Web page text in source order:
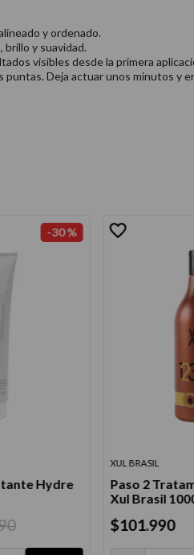
y ordenado.
y suavidad.
visibles desde la primera
puntas. Deja actuar unos minutos y
-30 %
Hydre
XUL BRASIL
Paso 2
Xul Brasil
$101.990